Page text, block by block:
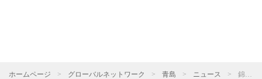
ホームページ > グローバルネットワーク > 青島 > ニュース > 錦天城ニュース